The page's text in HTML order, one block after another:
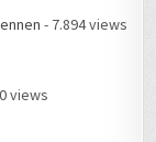
- 7.894 views
views